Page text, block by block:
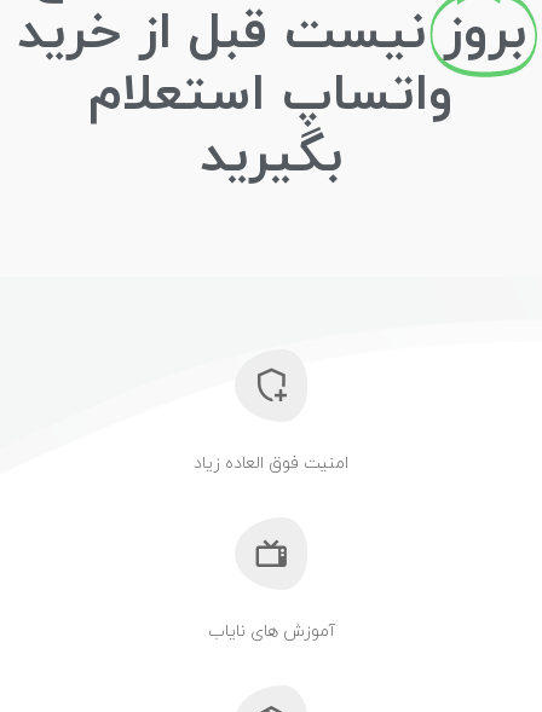
بروز نیست قبل از خرید
واتساپ استعلام
بگیرید
امنیت فوق العاده زیاد
آموزش های نایاب